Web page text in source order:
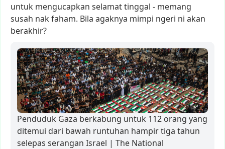
untuk mengucapkan selamattinggal - memang
susah nakfaham. Bila agaknya mimpi ngeri ni akan
berakhir?
Penduduk Gaza berkabung untuk 112 orang yang
ditemui dari bawah runtuhan hampir tiga tahun
selepas serangan Israel | The National